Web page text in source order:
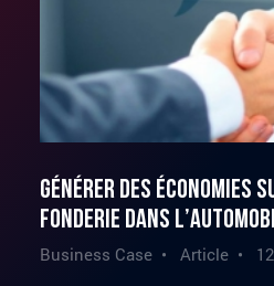
Générer des économies
fonderie dans
Business Case • Article •